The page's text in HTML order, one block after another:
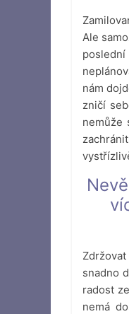
Ale
nám
zničí
nemůže
snadno
radost
nemá